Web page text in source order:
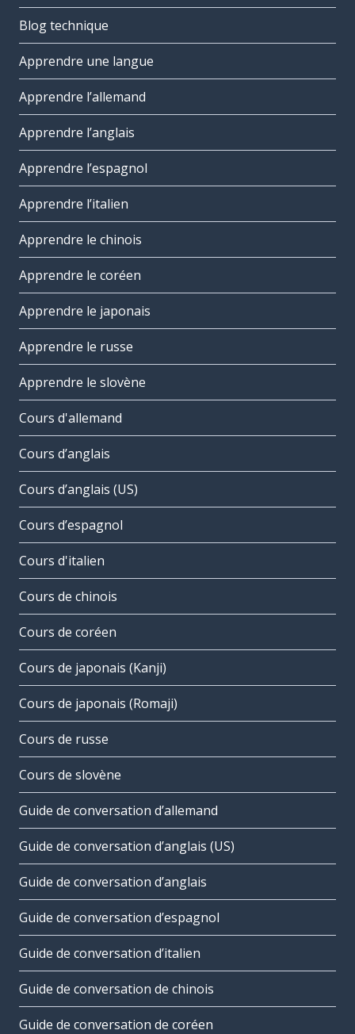
Blog technique
Apprendre une langue
Apprendre l’allemand
Apprendre l’anglais
Apprendre l’espagnol
Apprendre l’italien
Apprendre le chinois
Apprendre le coréen
Apprendre le japonais
Apprendre le russe
Apprendre le slovène
Cours d'allemand
Cours d’anglais
Cours d’anglais (US)
Cours d’espagnol
Cours d'italien
Cours de chinois
Cours de coréen
Cours de japonais (Kanji)
Cours de japonais (Romaji)
Cours de russe
Cours de slovène
Guide de conversation d’allemand
Guide de conversation d’anglais (US)
Guide de conversation d’anglais
Guide de conversation d’espagnol
Guide de conversation d’italien
Guide de conversation de chinois
Guide de conversation de coréen